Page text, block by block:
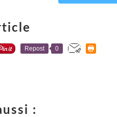
Repost 0
: